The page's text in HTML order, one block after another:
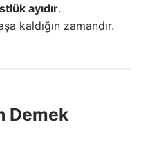
ayıdır.
kaldığın zamandır.
Demek